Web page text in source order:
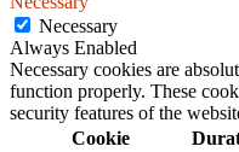
Necessary
Always Enabled
Necessary cookies are
function properly. These
security features of the
Cookie